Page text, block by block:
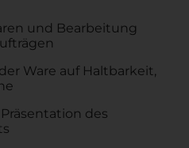
und Bearbeitung
Ware auf Haltbarkeit,
des